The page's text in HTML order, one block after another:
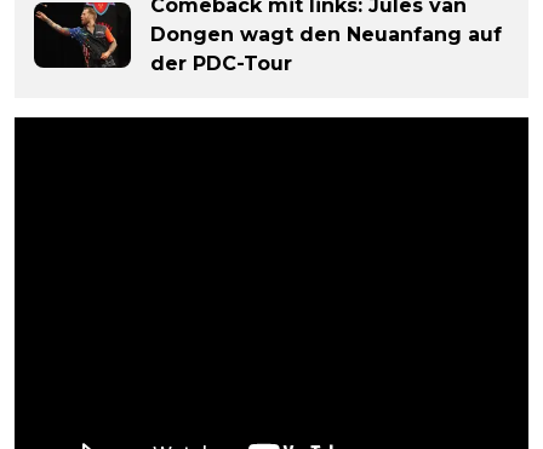
Comeback mit links: Jules van
Dongen wagt den Neuanfang auf
der PDC-Tour